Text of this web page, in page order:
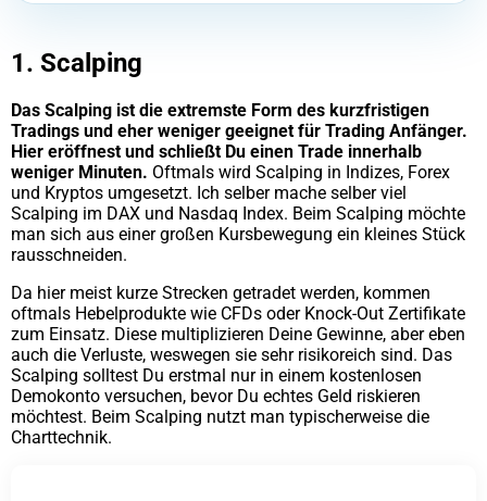
1. Scalping
Das Scalping ist die extremste Form des kurzfristigen
Tradings und eher weniger geeignet für Trading Anfänger.
Hier eröffnest und schließt Du einen Trade innerhalb
weniger Minuten. Oftmals wird Scalping in Indizes, Forex
und Kryptos umgesetzt. Ich selber mache selber viel
Scalping im DAX und Nasdaq Index. Beim Scalping möchte
man sich aus einer großen Kursbewegung ein kleines Stück
rausschneiden.
Da hier meist kurze Strecken getradet werden, kommen
oftmals Hebelprodukte wie CFDs oder Knock-Out Zertifikate
zum Einsatz. Diese multiplizieren Deine Gewinne, aber eben
auch die Verluste, weswegen sie sehr risikoreich sind. Das
Scalping solltest Du erstmal nur in einem kostenlosen
Demokonto versuchen, bevor Du echtes Geld riskieren
möchtest. Beim Scalping nutzt man typischerweise die
Charttechnik.